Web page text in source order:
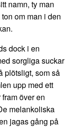
namn, ty man
om man i den
dock i en
sorgliga suckar
plötsligt, som så
upp med ett
över en
melankoliska
jagas gång på